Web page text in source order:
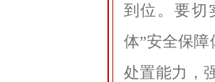
到位。要切
体”安全保
处置能力，